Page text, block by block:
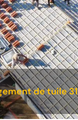
de tuile 31